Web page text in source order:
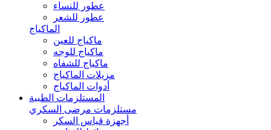
عطور للنساء
عطور للشعر
الماكياج
ماكياج للعين
ماكياج للوجه
ماكياج للشفاه
مزيلات الماكياج
أدوات الماكياج
المستلزمات الطبية
مستلزمات مرضى السكري
أجهزة قياس السكر